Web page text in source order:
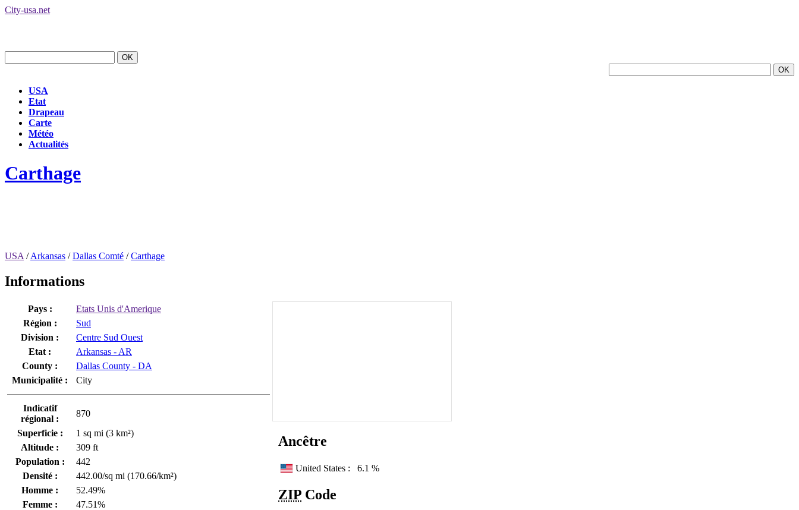
City-usa.net
USA
Etat
Drapeau
Carte
Météo
Actualités
Carthage
USA /Arkansas /Dallas Comté /Carthage
Informations
Pays :
Etats Unis d'Amerique
Région :
Sud
Division :
Centre Sud Ouest
Etat :
Arkansas - AR
County :
Dallas County - DA
Municipalité :
City
Indicatif
régional :
870
Superficie :
1 sq mi (3 km²)
Altitude :
309 ft
Population :
442
Densité :
442.00/sq mi (170.66/km²)
Homme :
52.49%
Femme :
47.51%
Ancêtre
United States : 6.1 %
ZIP Code